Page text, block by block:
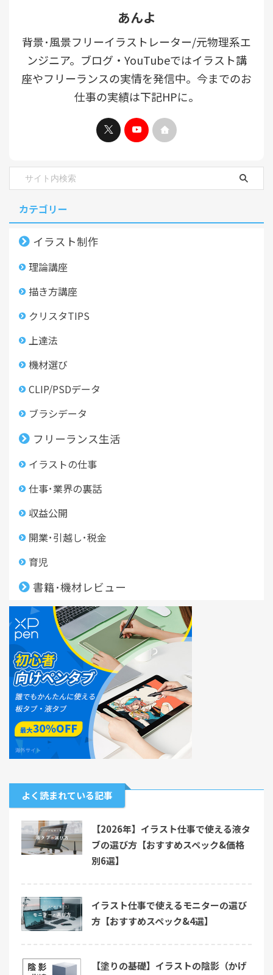
あんよ
背景･風景フリーイラストレーター/元物理系エ
ンジニア。ブログ・YouTubeではイラスト講
座やフリーランスの実情を発信中。今までのお
仕事の実績は下記HPに。
カテゴリー
イラスト制作
理論講座
描き方講座
クリスタTIPS
上達法
機材選び
CLIP/PSDデータ
ブラシデータ
フリーランス生活
イラストの仕事
仕事･業界の裏話
収益公開
開業･引越し･税金
育児
書籍･機材レビュー
よく読まれている記事
【2026年】イラスト仕事で使える液タ
ブの選び方【おすすめスペック&価格
別6選】
イラスト仕事で使えるモニターの選び
方【おすすめスペック&4選】
【塗りの基礎】イラストの陰影（かげ